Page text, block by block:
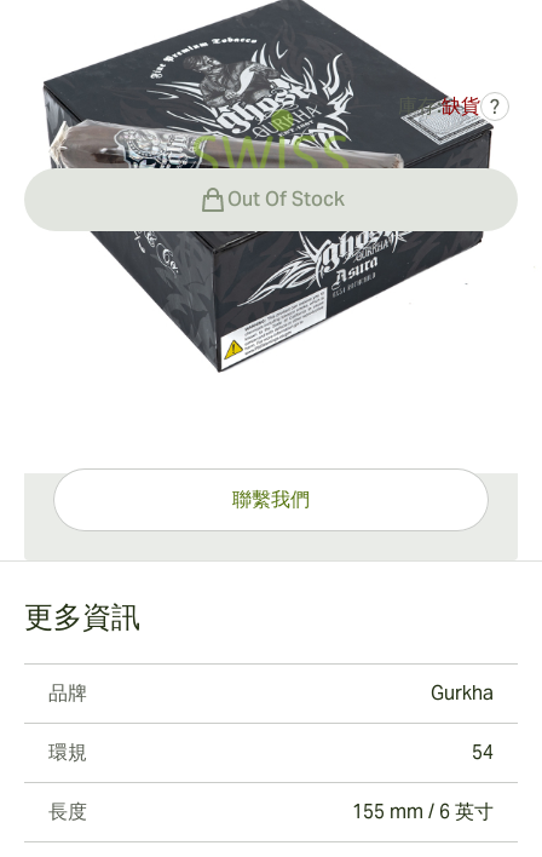
點評
HK$932.65曾是HK$1,348.03-31%
庫存:缺貨 ?
Out Of Stock
聯繫我們
更多資訊
品牌 Gurkha
環規 54
長度 155 mm / 6 英寸